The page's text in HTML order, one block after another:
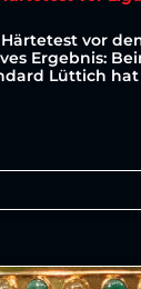
vor
Ergebnis:
Lüttich